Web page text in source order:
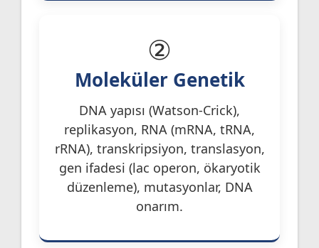
②
Moleküler Genetik
DNA yapısı (Watson-Crick),
replikasyon, RNA (mRNA, tRNA,
rRNA), transkripsiyon, translasyon,
gen ifadesi (lac operon, ökaryotik
düzenleme), mutasyonlar, DNA
onarım.